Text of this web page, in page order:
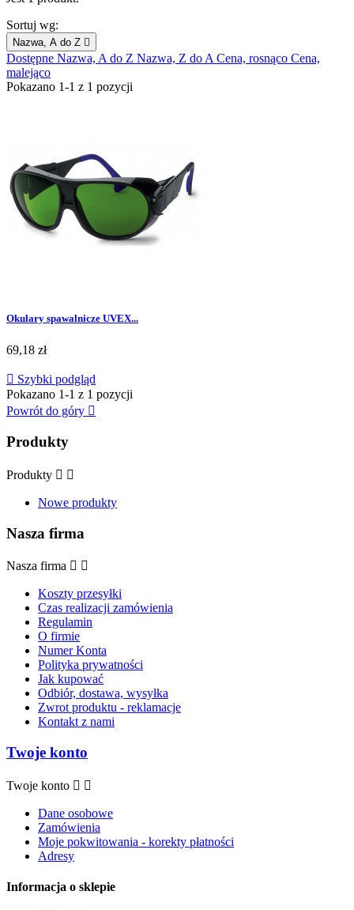
Sortuj wg:
Nazwa, A do Z 
Dostępne Nazwa, A do Z Nazwa, Z do A Cena, rosnąco Cena,
malejąco
Pokazano 1-1 z 1 pozycji
Okulary spawalnicze UVEX...
Cena
69,18 zł
 Szybki podgląd
Pokazano 1-1 z 1 pozycji
Powrót do góry 
Produkty
Produkty  
Nowe produkty
Nasza firma
Nasza firma  
Koszty przesyłki
Czas realizacji zamówienia
Regulamin
O firmie
Numer Konta
Polityka prywatności
Jak kupować
Odbiór, dostawa, wysyłka
Zwrot produktu - reklamacje
Kontakt z nami
Twoje konto
Twoje konto  
Dane osobowe
Zamówienia
Moje pokwitowania - korekty płatności
Adresy
Informacja o sklepie